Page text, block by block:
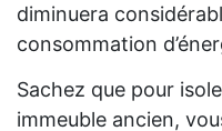
diminuera
consommation
Sachez que pour
immeuble ancien,